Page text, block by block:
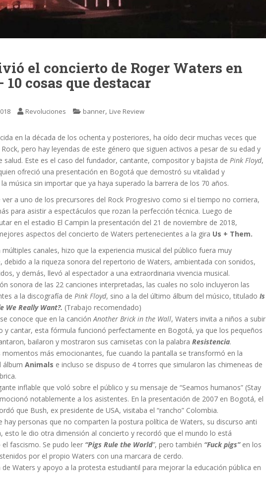
el concierto de Roger Waters en
10 cosas que destacar
Revoluciones banner, Live Review
en la década de los ochenta y posteriores, ha oído decir muchas veces que
pero hay leyendas de este género que siguen activos a pesar de su edad y
salud. Este es el caso del fundador, cantante, compositor y bajista de Pink Floyd,
ofreció una presentación en Bogotá que demostró su vitalidad y
música sin importar que ya haya superado la barrera de los 70 años.
ver a uno de los precursores del Rock Progresivo como si el tiempo no corriera,
para asistir a espectáculos que rozan la perfección técnica. Luego de
en el estadio El Campin la presentación del 21 de noviembre de 2018,
aspectos del concierto de Waters pertenecientes a la gira Us + Them.
múltiples canales, hizo que la experiencia musical del público fuera muy
debido a la riqueza sonora del repertorio de Waters, ambientada con sonidos,
y demás, llevó al espectador a una extraordinaria vivencia musical.
sonora de las 22 canciones interpretadas, las cuales no solo incluyeron las
a la discografía de Pink Floyd, sino a la del último álbum del músico, titulado Is
We Really Want?. (Trabajo recomendado)
conoce que en la canciónAnother Brick in the Wall, Waters invita a niños a subir
y cantar, esta fórmula funcionó perfectamente en Bogotá, ya que los pequeños
bailaron y mostraron sus camisetas con la palabra Resistencia.
momentos más emocionantes, fue cuando la pantalla se transformó en la
álbum Animals e incluso se dispuso de 4 torres que simularon las chimeneas de
inflable que voló sobre el público y su mensaje de “Seamos humanos” (Stay
notablemente a los asistentes. En la presentación de 2007 en Bogotá, el
que Bush, ex presidente de USA, visitaba el “rancho” Colombia.
hay personas que no comparten la postura política de Waters, su discurso anti
esto le dio otra dimensión al concierto y recordó que el mundo lo está
fascismo. Se pudo leer “Pigs Rule the World”, pero también “Fuck pigs” en los
por el propio Waters con una marcara de cerdo.
de Waters y apoyo a la protesta estudiantil para mejorar la educación pública en